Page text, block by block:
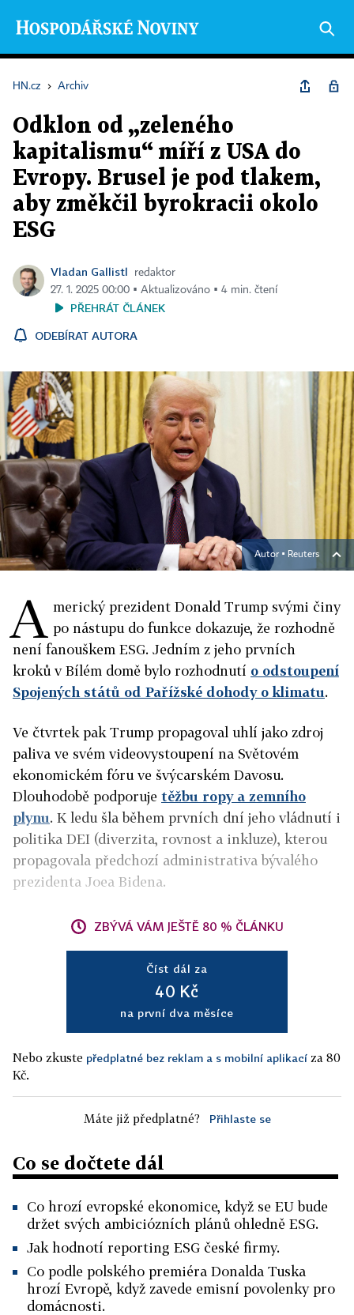
HN.cz › Archiv
Odklon od „zeleného
kapitalismu“ míří z USA do
Evropy. Brusel je pod tlakem,
aby změkčil byrokracii okolo
ESG
Vladan Gallistl
redaktor
27. 1. 2025 00:00 ▪ Aktualizováno ▪ 4 min. čtení
PŘEHRÁT ČLÁNEK
ODEBÍRAT AUTORA
Autor ▪ Reuters
A merický prezident Donald Trump svými činy
po nástupu do funkce dokazuje, že rozhodně
není fanouškem ESG. Jedním z jeho prvních
kroků v Bílém domě bylo rozhodnutí o odstoupení
Spojených států od Pařížské dohody o klimatu.
Ve čtvrtek pak Trump propagoval uhlí jako zdroj
paliva ve svém videovystoupení na Světovém
ekonomickém fóru ve švýcarském Davosu.
Dlouhodobě podporuje těžbu ropy a zemního
plynu. K ledu šla během prvních dní jeho vládnutí i
politika DEI (diverzita, rovnost a inkluze), kterou
propagovala předchozí administrativa bývalého
prezidenta Joea Bidena.
ZBÝVÁ VÁM JEŠTĚ 80 % ČLÁNKU
Číst dál za
40 Kč
na první dva měsíce
Nebo zkuste předplatné bez reklam a s mobilní aplikací za 80
Kč.
Máte již předplatné? Přihlaste se
Co se dočtete dál
Co hrozí evropské ekonomice, když se EU bude
držet svých ambiciózních plánů ohledně ESG.
Jak hodnotí reporting ESG české firmy.
Co podle polského premiéra Donalda Tuska
hrozí Evropě, když zavede emisní povolenky pro
domácnosti.